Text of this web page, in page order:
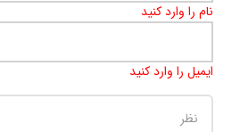
نام را وارد کنید
ایمیل را وارد کنید